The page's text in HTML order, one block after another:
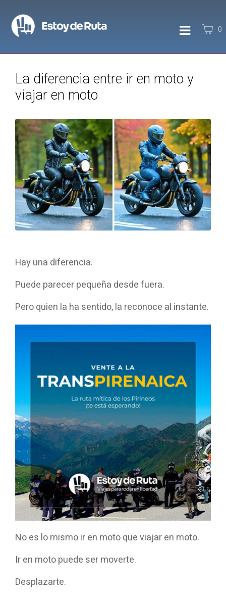
0
La diferencia entre ir en moto y
viajar en moto
Hay una diferencia.
Puede parecer pequeña desde fuera.
Pero quien la ha sentido, la reconoce al instante.
No es lo mismo ir en moto que viajar en moto.
Ir en moto puede ser moverte.
Desplazarte.